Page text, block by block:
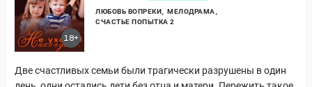
18+
ЛЮБОВЬ ВОПРЕКИ
МЕЛОДРАМА
СЧАСТЬЕ ПОПЫТКА 2
Две счастливых семьи были трагически разрушены в один